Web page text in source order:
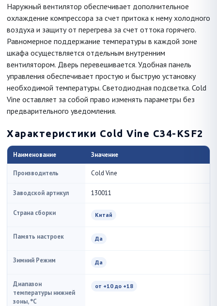
Наружный вентилятор обеспечивает дополнительное
охлаждение компрессора за счет притока к нему холодного
воздуха и защиту от перегрева за счет оттока горячего.
Равномерное поддержание температуры в каждой зоне
шкафа осуществляется отдельным внутренним
вентилятором. Дверь перевешивается. Удобная панель
управления обеспечивает простую и быструю установку
необходимой температуры. Светодиодная подсветка. Cold
Vine оставляет за собой право изменять параметры без
предварительного уведомления.
Характеристики Cold Vine C34-KSF2
Наименование Значение
Производитель Cold Vine
Заводской артикул 130011
Страна сборки Китай
Память настроек Да
Зимний Режим Да
Диапазон
температуры нижней
зоны, °C
от +10 до +18